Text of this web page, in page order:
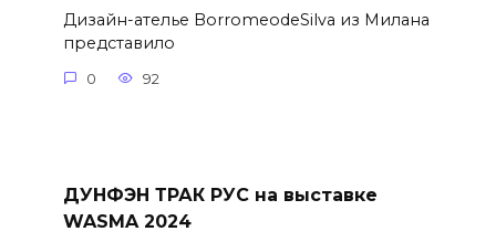
Дизайн-ателье BorromeodeSilva из Милана
представило
0 92
ДУНФЭН ТРАК РУС на выставке
WASMA 2024